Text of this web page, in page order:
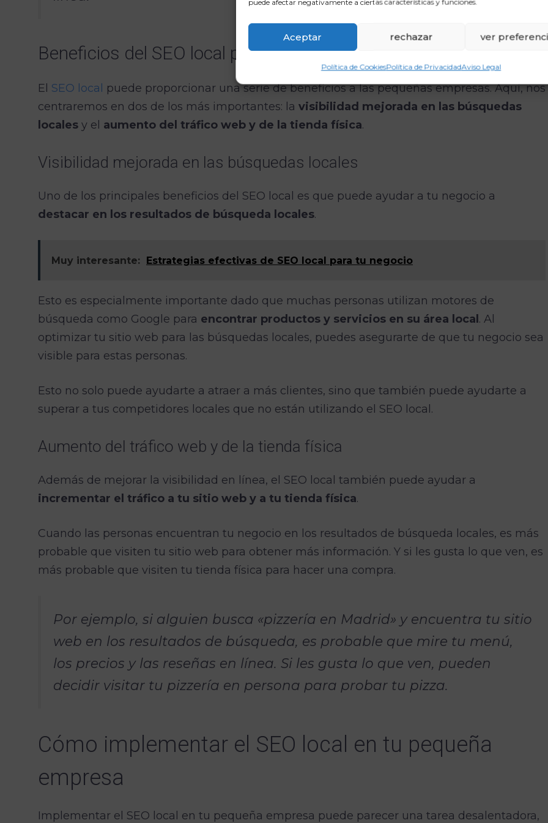
puede afectar negativamente a ciertas características y funciones.
Aceptar rechazar ver
Política de CookiesPolítica de PrivacidadAviso Legal
Beneficios del SEO local para las pequeñas empresas
El SEO local
puede proporcionar una serie de beneficios a las pequeñas empresas. Aquí, nos
centraremos en dos de los más importantes: la visibilidad mejorada en las búsquedas
locales y el aumento del tráfico web y de la tienda física.
Visibilidad mejorada en las búsquedas locales
Uno de los principales beneficios del SEO local es que puede ayudar a tu negocio a
destacar en los resultados de búsqueda locales.
Muy interesante: Estrategias efectivas de SEO local para tu negocio
Esto es especialmente importante dado que muchas personas utilizan motores de
búsqueda como Google para encontrar productos y servicios en su área local . Al
optimizar tu sitio web para las búsquedas locales, puedes asegurarte de que tu negocio sea
visible para estas personas.
Esto no solo puede ayudarte a atraer a más clientes, sino que también puede ayudarte a
superar a tus competidores locales que no están utilizando el SEO local.
Aumento del tráfico web y de la tienda física
Además de mejorar la visibilidad en línea, el SEO local también puede ayudar a
incrementar el tráfico a tu sitio web y a tu tienda física.
Cuando las personas encuentran tu negocio en los resultados de búsqueda locales, es más
probable que visiten tu sitio web para obtener más información. Y si les gusta lo que ven, es
más probable que visiten tu tienda física para hacer una compra.
Por ejemplo, si alguien busca «pizzería en Madrid» y encuentra tu sitio
web en los resultados de búsqueda, es probable que mire tu menú,
los precios y las reseñas en línea. Si les gusta lo que ven, pueden
decidir visitar tu pizzería en persona para probar tu pizza.
Cómo implementar el SEO local en tu pequeña
empresa
Implementar el SEO local en tu pequeña empresa puede parecer una tarea desalentadora,